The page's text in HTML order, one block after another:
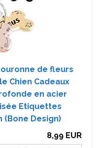
de fleurs
Chien Cadeaux
en acier
Etiquettes
Design)
8,99 EUR